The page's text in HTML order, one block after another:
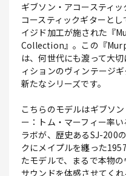
ギブソン・アコースティ
コースティックギターと
イジド加工が施された『
Collection』。この『
は、何世代にも渡って大
ィションのヴィンテージ
新たなシリーズです。
こちらのモデルはギブソ
ー：トム・マーフィー率
ラボが、歴史あるSJ-200
クにメイプルを纏った
たモデルで、まるで本物
サウンドを体感させてく